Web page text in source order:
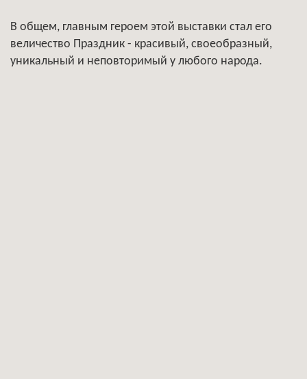
В общем, главным героем этой выставки стал его
величество Праздник - красивый, своеобразный,
уникальный и неповторимый у любого народа.